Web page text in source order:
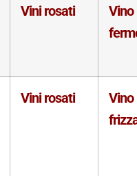
Vini rosati
Vino
Vini rosati
Vino